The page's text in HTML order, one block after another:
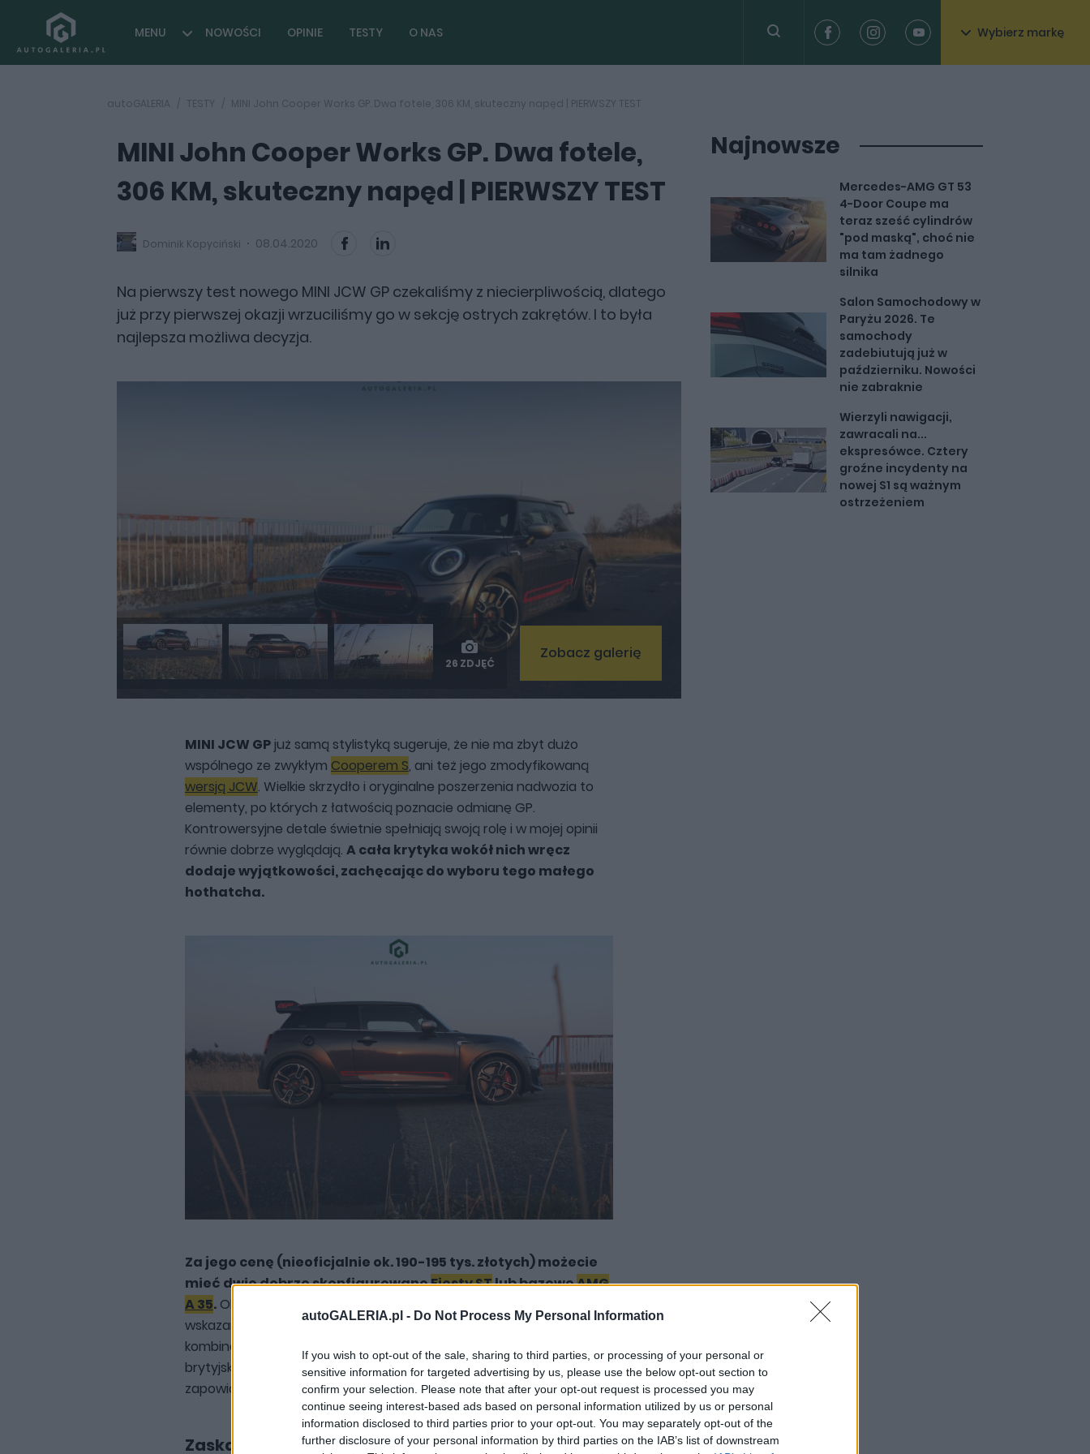
autoGALERIA.pl - Do Not Process My Personal Information
If you wish to opt-out of the sale, sharing to third parties, or processing of your personal or
sensitive information for targeted advertising by us, please use the below opt-out section to
confirm your selection. Please note that after your opt-out request is processed you may
continue seeing interest-based ads based on personal information utilized by us or personal
information disclosed to third parties prior to your opt-out. You may separately opt-out of the
further disclosure of your personal information by third parties on the IAB’s list of downstream
MENU NOWOŚCI OPINIE TESTY O NAS Wybierz markę
autoGALERIA TESTY MINI John Cooper Works GP. Dwa fotele, 306 KM, skuteczny napęd | PIERWSZY TEST
MINI John Cooper Works GP. Dwa fotele,
306 KM, skuteczny napęd | PIERWSZY TEST
Dominik Kopyciński 08.04.2020
Na pierwszy test nowego MINI JCW GP czekaliśmy z niecierpliwością, dlatego
już przy pierwszej okazji wrzuciliśmy go w sekcję ostrych zakrętów. I to była
najlepsza możliwa decyzja.
26 ZDJĘĆ
Zobacz galerię
MINI JCW GPjuż samą stylistyką sugeruje, że nie ma zbyt dużo
wspólnego ze zwykłym Cooperem S, ani też jego zmodyfikowaną
wersją JCW. Wielkie skrzydło i oryginalne poszerzenia nadwozia to
elementy, po których z łatwością poznacie odmianę GP.
Kontrowersyjne detale świetnie spełniają swoją rolę i w mojej opinii
równie dobrze wyglądają. A cała krytyka wokół nich wręcz
dodaje wyjątkowości, zachęcając do wyboru tego małego
hothatcha.
Za jego cenę (nieoficjalnie ok. 190-195 tys. złotych) możecie
mieć dwie dobrze skonfigurowaneFiesty STlub bazoweAMG
A 35.Oba te auta są świetne w swoich kategoriach, ze szczególnym
wskazaniem na Forda. Ale żadne z nich nie zapewnia takiej
kombinacji wrażeń jak MINI. W segmencie B, w którym urzęduje
brytyjsko-niemiecki maluch, maksymalne wartości 306 KM i 450 Nm
zapowiadają już mocne wrażenia.
Zaskakująco posłuszne
Najnowsze
Mercedes-AMG GT 53
4-Door Coupe ma
teraz sześć cylindrów
"pod maską", choć nie
ma tam żadnego
silnika
Salon Samochodowy w
Paryżu 2026. Te
samochody
zadebiutują już w
październiku. Nowości
nie zabraknie
Wierzyli nawigacji,
zawracali na...
ekspresówce. Cztery
groźne incydenty na
nowej S1 są ważnym
ostrzeżeniem